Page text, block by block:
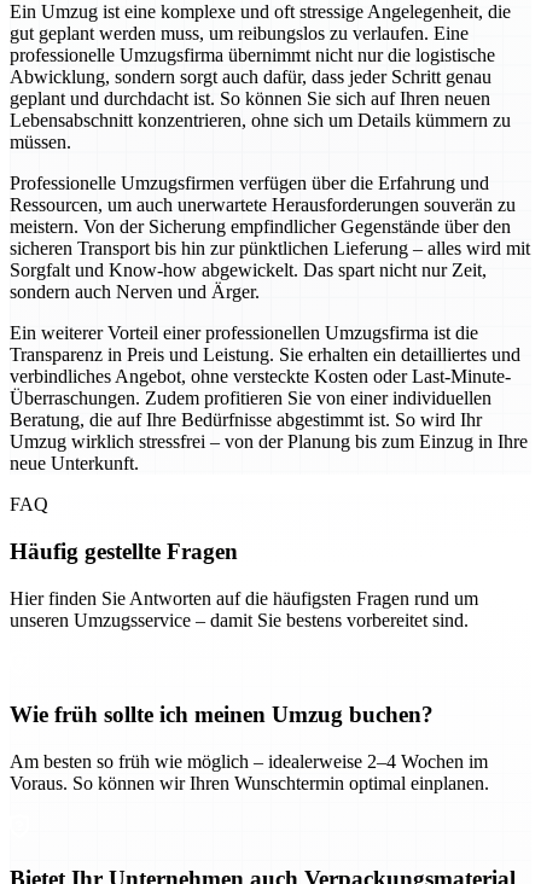
Ein Umzug ist eine komplexe und oft stressige Angelegenheit, die
gut geplant werden muss, um reibungslos zu verlaufen. Eine
professionelle Umzugsfirma übernimmt nicht nur die logistische
Abwicklung, sondern sorgt auch dafür, dass jeder Schritt genau
geplant und durchdacht ist. So können Sie sich auf Ihren neuen
Lebensabschnitt konzentrieren, ohne sich um Details kümmern zu
müssen.
Professionelle Umzugsfirmen verfügen über die Erfahrung und
Ressourcen, um auch unerwartete Herausforderungen souverän zu
meistern. Von der Sicherung empfindlicher Gegenstände über den
sicheren Transport bis hin zur pünktlichen Lieferung – alles wird mit
Sorgfalt und Know-how abgewickelt. Das spart nicht nur Zeit,
sondern auch Nerven und Ärger.
Ein weiterer Vorteil einer professionellen Umzugsfirma ist die
Transparenz in Preis und Leistung. Sie erhalten ein detailliertes und
verbindliches Angebot, ohne versteckte Kosten oder Last-Minute-
Überraschungen. Zudem profitieren Sie von einer individuellen
Beratung, die auf Ihre Bedürfnisse abgestimmt ist. So wird Ihr
Umzug wirklich stressfrei – von der Planung bis zum Einzug in Ihre
neue Unterkunft.
FAQ
Häufig gestellte Fragen
Hier finden Sie Antworten auf die häufigsten Fragen rund um
unseren Umzugsservice – damit Sie bestens vorbereitet sind.
Wie früh sollte ich meinen Umzug buchen?
Am besten so früh wie möglich – idealerweise 2–4 Wochen im
Voraus. So können wir Ihren Wunschtermin optimal einplanen.
Bietet Ihr Unternehmen auch Verpackungsmaterial